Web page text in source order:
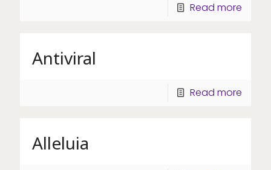
Read more
Antiviral
Read more
Alleluia